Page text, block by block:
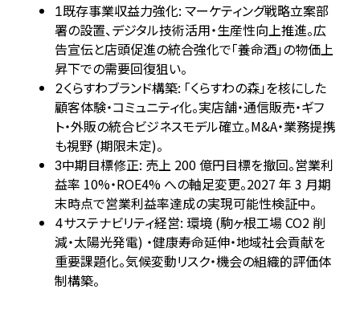
1既存事業収益力強化: マーケティング戦略立案部
署の設置、デジタル技術活用・生産性向上推進。広
告宣伝と店頭促進の統合強化で「養命酒」の物価上
昇下での需要回復狙い。
2くらすわブランド構築: 「くらすわの森」を核にした
顧客体験・コミュニティ化。実店舗・通信販売・ギフ
ト・外販の統合ビジネスモデル確立。M&A・業務提携
も視野 (期限未定)。
3中期目標修正: 売上 200 億円目標を撤回。営業利
益率 10%・ROE4% への軸足変更。2027 年 3 月期
末時点で営業利益率達成の実現可能性検証中。
4サステナビリティ経営: 環境 (駒ヶ根工場 CO2 削
減・太陽光発電) ・健康寿命延伸・地域社会貢献を
重要課題化。気候変動リスク・機会の組織的評価体
制構築。